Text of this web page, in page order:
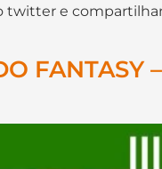
twitter e
FANTASY